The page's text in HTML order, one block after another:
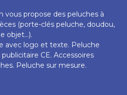
vous propose des peluches à
(porte-clés peluche, doudou,
objet...).
avec logo et texte. Peluche
CE. Accessoires
Peluche sur mesure.